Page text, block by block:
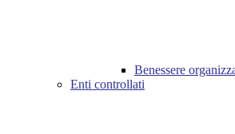
Benessere
Enti controllati